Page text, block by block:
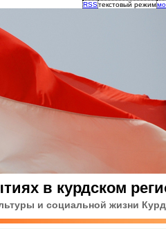
RSSтекстовый режим
в курдском
и социальной жизни